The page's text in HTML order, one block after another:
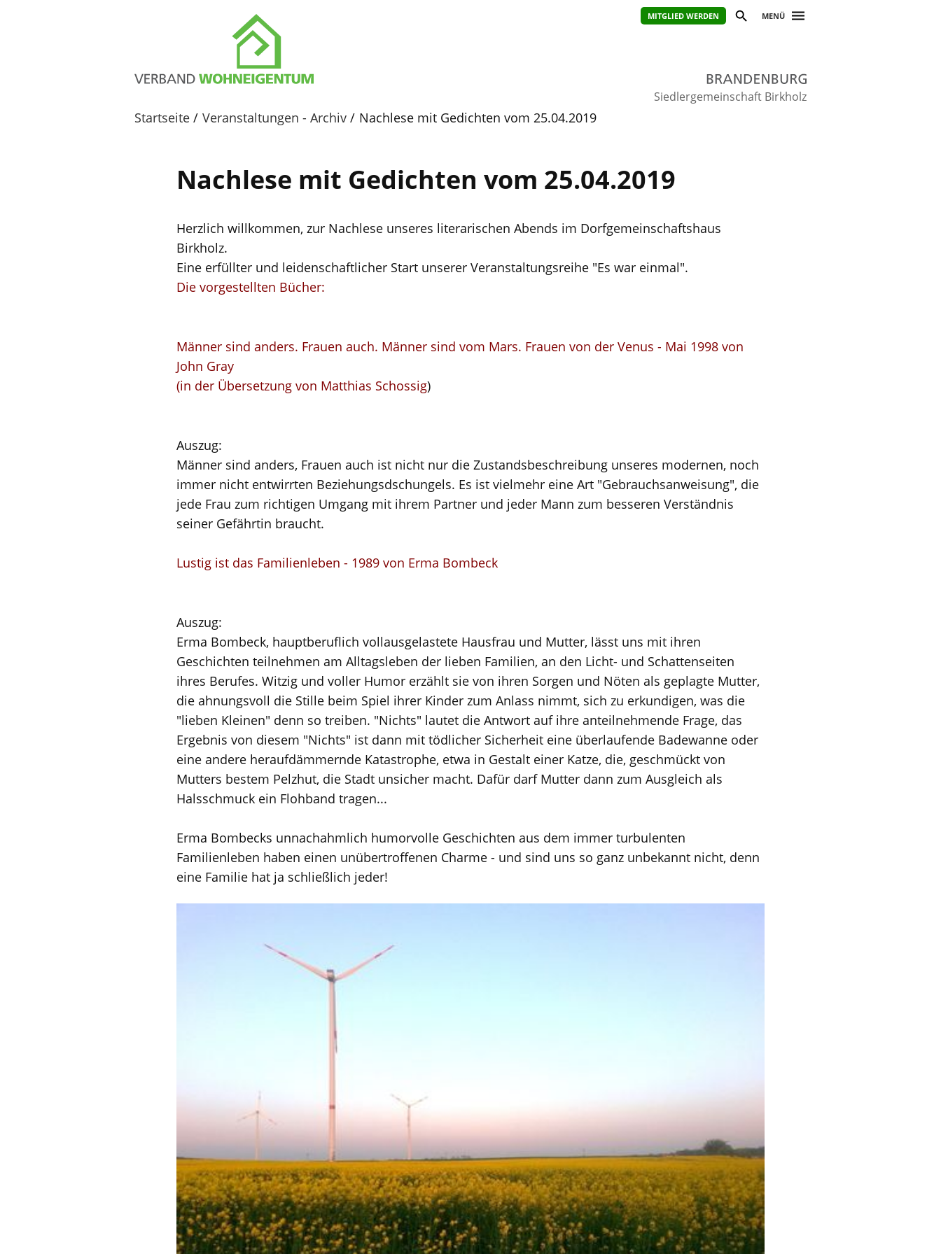
MITGLIED WERDEN MENÜ
Siedlergemeinschaft Birkholz
Startseite Veranstaltungen - Archiv Nachlese mit Gedichten vom 25.04.2019
Nachlese mit Gedichten vom 25.04.2019
Herzlich willkommen, zur Nachlese unseres literarischen Abends im Dorfgemeinschaftshaus
Birkholz.
Eine erfüllter und leidenschaftlicher Start unserer Veranstaltungsreihe "Es war einmal".
Die vorgestellten Bücher:
Männer sind anders. Frauen auch. Männer sind vom Mars. Frauen von der Venus - Mai 1998 von
John Gray
(in der Übersetzung von Matthias Schossig)
Auszug:
Männer sind anders, Frauen auch ist nicht nur die Zustandsbeschreibung unseres modernen, noch
immer nicht entwirrten Beziehungsdschungels. Es ist vielmehr eine Art "Gebrauchsanweisung", die
jede Frau zum richtigen Umgang mit ihrem Partner und jeder Mann zum besseren Verständnis
seiner Gefährtin braucht.
Lustig ist das Familienleben - 1989 von Erma Bombeck
Auszug:
Erma Bombeck, hauptberuflich vollausgelastete Hausfrau und Mutter, lässt uns mit ihren
Geschichten teilnehmen am Alltagsleben der lieben Familien, an den Licht- und Schattenseiten
ihres Berufes. Witzig und voller Humor erzählt sie von ihren Sorgen und Nöten als geplagte Mutter,
die ahnungsvoll die Stille beim Spiel ihrer Kinder zum Anlass nimmt, sich zu erkundigen, was die
"lieben Kleinen" denn so treiben. "Nichts" lautet die Antwort auf ihre anteilnehmende Frage, das
Ergebnis von diesem "Nichts" ist dann mit tödlicher Sicherheit eine überlaufende Badewanne oder
eine andere heraufdämmernde Katastrophe, etwa in Gestalt einer Katze, die, geschmückt von
Mutters bestem Pelzhut, die Stadt unsicher macht. Dafür darf Mutter dann zum Ausgleich als
Halsschmuck ein Flohband tragen...
Erma Bombecks unnachahmlich humorvolle Geschichten aus dem immer turbulenten
Familienleben haben einen unübertroffenen Charme - und sind uns so ganz unbekannt nicht, denn
eine Familie hat ja schließlich jeder!